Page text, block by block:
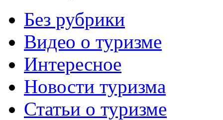
Без рубрики
Видео о туризме
Интересное
Новости туризма
Статьи о туризме